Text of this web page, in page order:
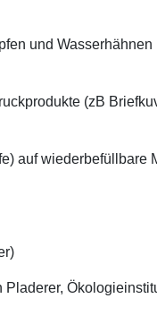
und
(zB
auf wiederbefüllbare